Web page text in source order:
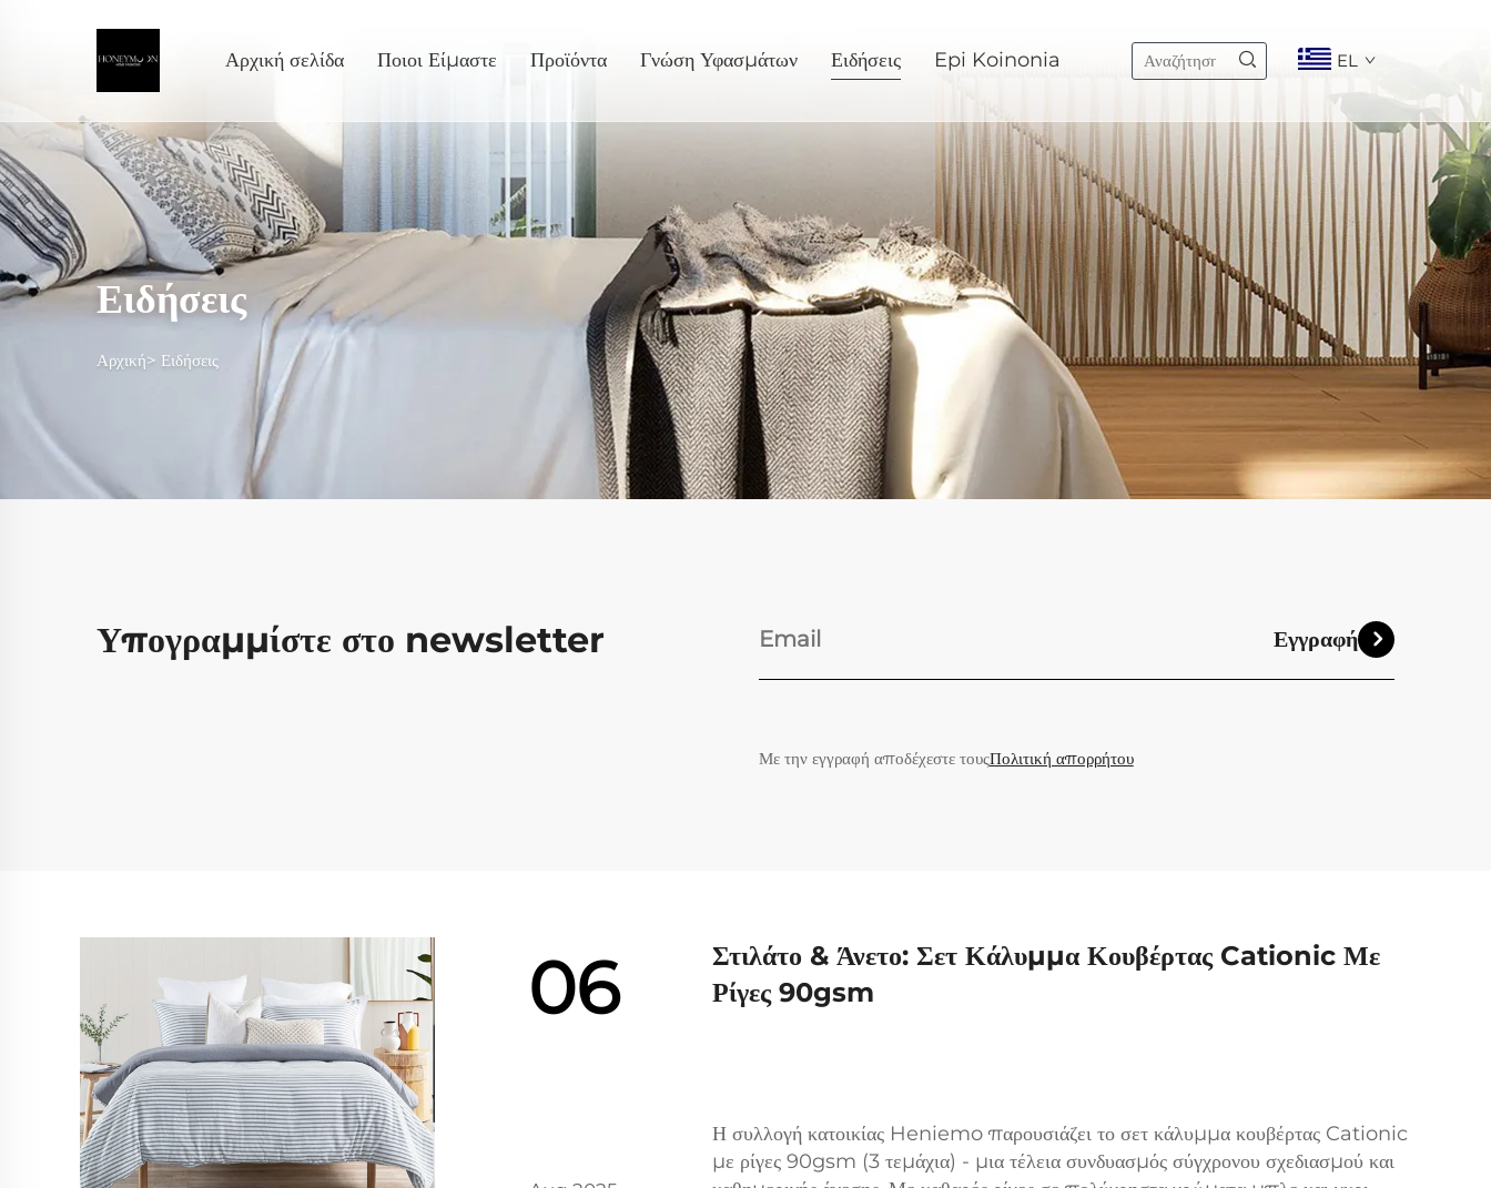
Αρχική σελίδα Ποιοι Είμαστε Προϊόντα Γνώση Υφασμάτων Ειδήσεις Epi Koinonia EL
Ειδήσεις
Αρχική> Ειδήσεις
Υπογραμμίστε στο newsletter Εγγραφή
Με την εγγραφή αποδέχεστε τουςΠολιτική απορρήτου
06
Στιλάτο & Άνετο: Σετ Κάλυμμα Κουβέρτας Cationic Με
Ρίγες 90gsm
Η συλλογή κατοικίας Heniemo παρουσιάζει το σετ κάλυμμα κουβέρτας Cationic
με ρίγες 90gsm (3 τεμάχια) - μια τέλεια συνδυασμός σύγχρονου σχεδιασμού και